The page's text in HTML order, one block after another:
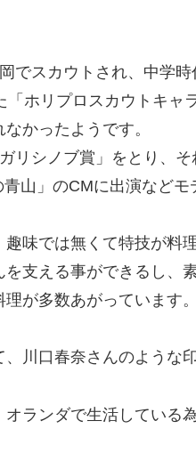
でスカウトされ、中学時
ホリプロスカウトキャ
かったようです。
リシノブ賞」をとり、
山」のCMに出演などモ
味では無くて特技が料
支える事ができるし、
が多数あがっています。
川口春奈さんのような
ランダで生活している